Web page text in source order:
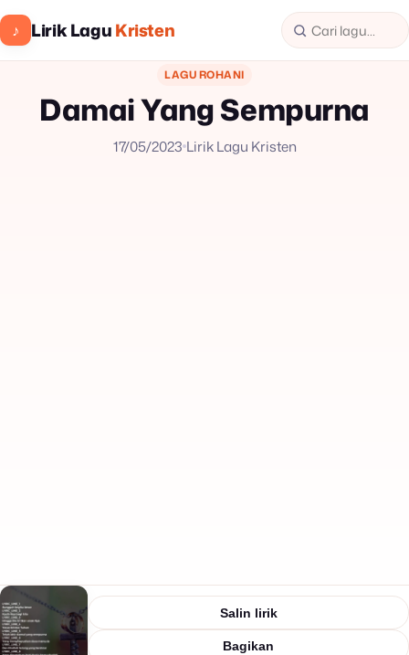
♪ Lirik LaguKristen
LAGU ROHANI
Damai Yang Sempurna
17/05/2023 Lirik Lagu Kristen
Salin lirik
Bagikan